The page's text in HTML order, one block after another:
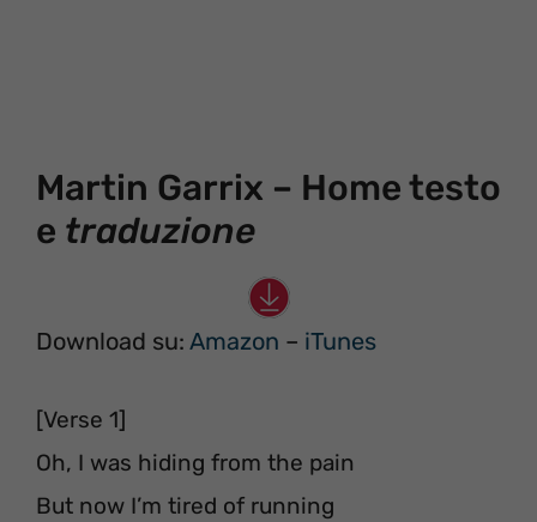
Martin Garrix – Home testo
e traduzione
Download su: Amazon – iTunes
[Verse 1]
Oh, I was hiding from the pain
But now I’m tired of running